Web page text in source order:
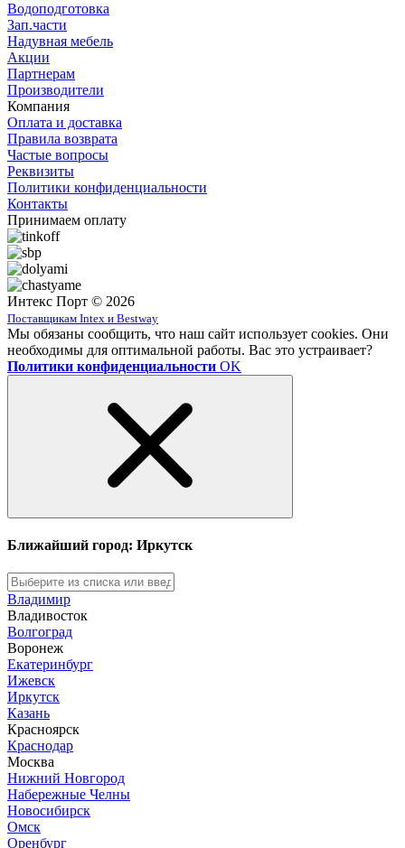
Водоподготовка
Зап.части
Надувная мебель
Акции
Партнерам
Производители
Компания
Оплата и доставка
Правила возврата
Частые вопросы
Реквизиты
Политики конфиденциальности
Контакты
Принимаем оплату
Интекс Порт © 2026
Поставщикам Intex и Bestway
Мы обязаны сообщить, что наш сайт использует cookies. Они
необходимы для оптимальной работы. Вас это устраивает?
Политики конфиденциальности OK
Ближайший город: Иркутск
Владимир
Владивосток
Волгоград
Воронеж
Екатеринбург
Ижевск
Иркутск
Казань
Красноярск
Краснодар
Москва
Нижний Новгород
Набережные Челны
Новосибирск
Омск
Оренбург